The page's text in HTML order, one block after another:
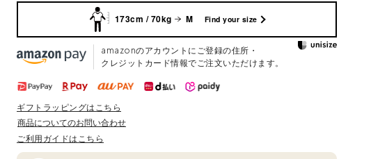
173cm / 70kg M Find your size
amazonのアカウントにご登録の住所・
クレジットカード情報でご注文いただけます。
ギフトラッピングはこちら
商品についてのお問い合わせ
ご利用ガイドはこちら